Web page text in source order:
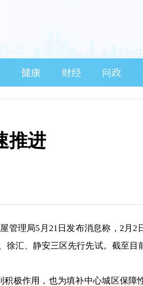
健康 财经 问政
推进
管理局5月21日发布消息称，2月2
徐汇、静安三区先行先试。截至目
极作用，也为填补中心城区保障